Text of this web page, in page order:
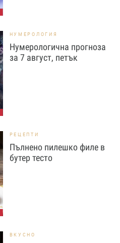
НУМЕРОЛОГИЯ
Нумерологична прогноза
за 7 август, петък
РЕЦЕПТИ
Пълнено пилешко филе в
бутер тесто
ВКУСНО